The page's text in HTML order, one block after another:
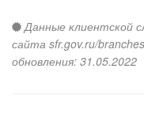
Данные клиентской
сайта sfr.gov.ru/
обновления: 31.05.2022